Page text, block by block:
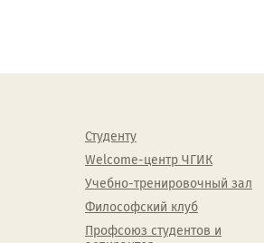
Студенту
Welcome-центр ЧГИК
Учебно-тренировочный зал
Философский клуб
Профсоюз студентов и